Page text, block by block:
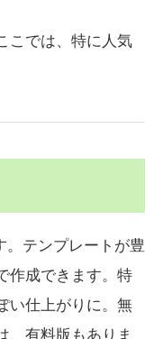
こでは、特に人気
。テンプレートが豊
作成できます。特
い仕上がりに。無
、有料版もありま